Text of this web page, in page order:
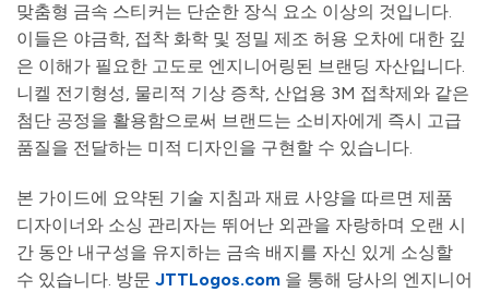
맞춤형 금속 스티커는 단순한 장식 요소 이상의 것입니다.
이들은 야금학, 접착 화학 및 정밀 제조 허용 오차에 대한 깊
은 이해가 필요한 고도로 엔지니어링된 브랜딩 자산입니다.
니켈 전기형성, 물리적 기상 증착, 산업용 3M 접착제와 같은
첨단 공정을 활용함으로써 브랜드는 소비자에게 즉시 고급
품질을 전달하는 미적 디자인을 구현할 수 있습니다.
본 가이드에 요약된 기술 지침과 재료 사양을 따르면 제품
디자이너와 소싱 관리자는 뛰어난 외관을 자랑하며 오랜 시
간 동안 내구성을 유지하는 금속 배지를 자신 있게 소싱할
수 있습니다. 방문 JTTLogos.com 을 통해 당사의 엔지니어